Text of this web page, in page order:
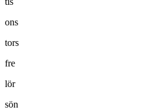
ons
tors
fre
lör
sön